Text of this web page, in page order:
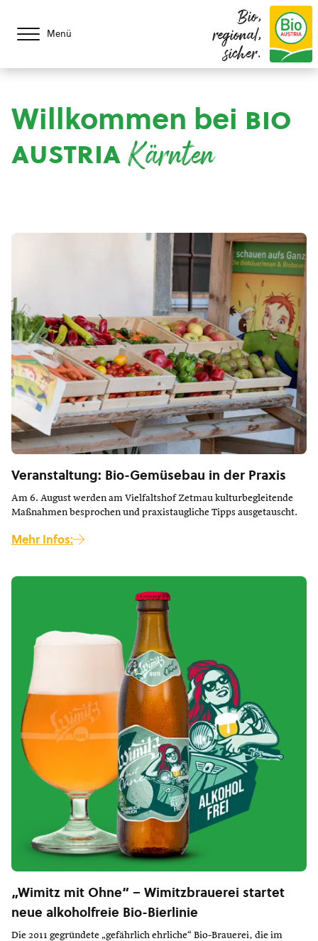
Menü
Bio,
regional,
sicher.
Willkommen bei bio
austriaKärnten
Veranstaltung: Bio-Gemüsebau in der Praxis
Am 6. August werden am Vielfaltshof Zetmau kulturbegleitende
Maßnahmen besprochen und praxistaugliche Tipps ausgetauscht.
Mehr Infos:
„Wimitz mit Ohne“ – Wimitzbrauerei startet
neue alkoholfreie Bio-Bierlinie
Die 2011 gegründete „gefährlich ehrliche“ Bio-Brauerei, die im